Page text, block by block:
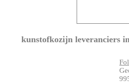
kunstofkozijn leveranciers